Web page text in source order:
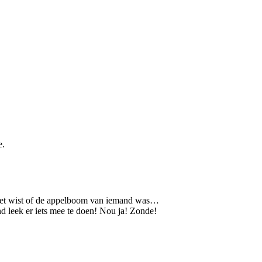
wist of de appelboom van iemand was…
leek er iets mee te doen! Nou ja! Zonde!